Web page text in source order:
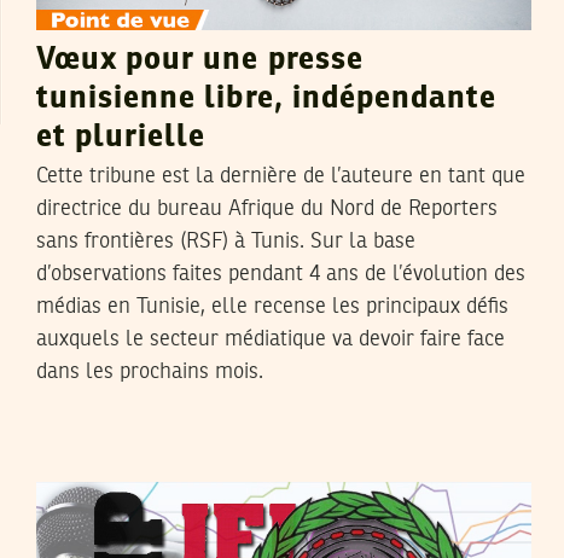
Vœux pour une presse
tunisienne libre, indépendante
et plurielle
Cette tribune est la dernière de l’auteure en tant que
directrice du bureau Afrique du Nord de Reporters
sans frontières (RSF) à Tunis. Sur la base
d’observations faites pendant 4 ans de l’évolution des
médias en Tunisie, elle recense les principaux défis
auxquels le secteur médiatique va devoir faire face
dans les prochains mois.